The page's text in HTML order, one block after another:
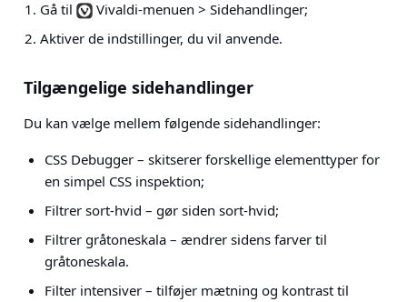
Gå til
Vivaldi-menuen > Sidehandlinger;
Aktiver de indstillinger, du vil anvende.
Tilgængelige sidehandlinger
Du kan vælge mellem følgende sidehandlinger:
CSS Debugger – skitserer forskellige elementtyper for
en simpel CSS inspektion;
Filtrer sort-hvid – gør siden sort-hvid;
Filtrer gråtoneskala – ændrer sidens farver til
gråtoneskala.
Filter intensiver – tilføjer mætning og kontrast til